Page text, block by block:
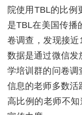
院使用 TBL的比例
是TBL在美国传播
卷调查，发现接近
数据是通过微信
学培训群的问卷
信息的老师多数
高比例的老师不知